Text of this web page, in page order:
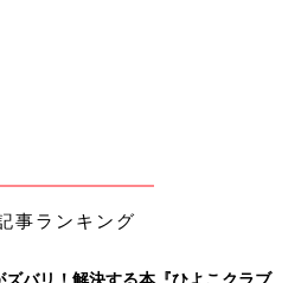
未認証のチャイルドシートの安全
品を調べたところ、極端に強度が
。これらの商品の中には本体の大
事ランキング